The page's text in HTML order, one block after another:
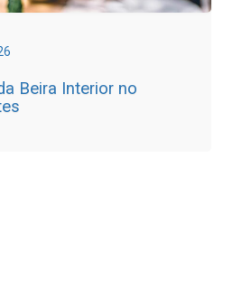
Beira Interior no